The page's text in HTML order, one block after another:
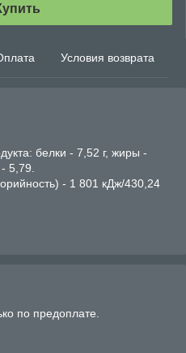
Условия возврата
белки - 7,52 г, жиры -
5,79.
- 1 801 кДж/430,24
по предоплате.